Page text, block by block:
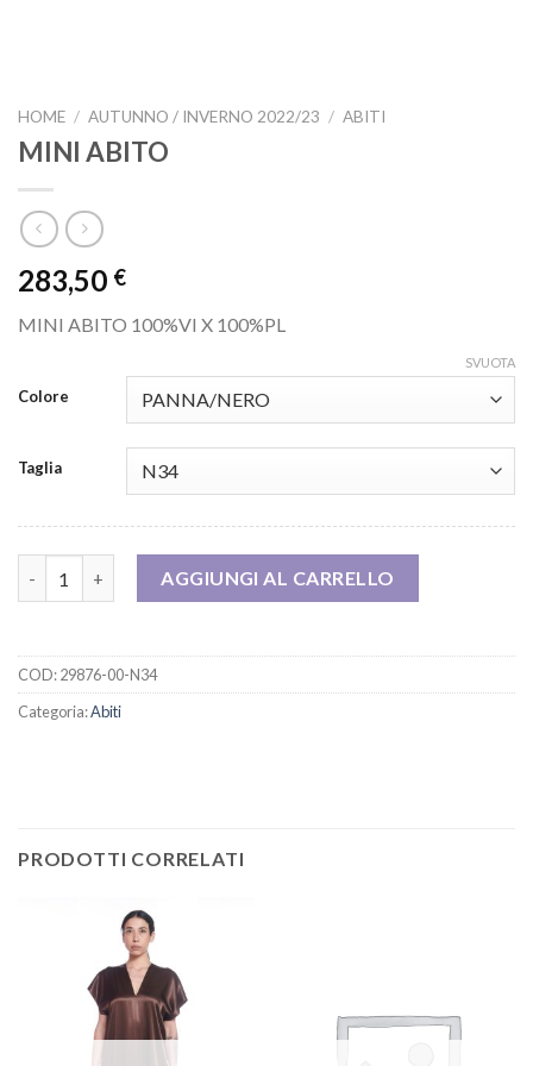
HOME / AUTUNNO / INVERNO 2022/23 / ABITI
MINI ABITO
283,50 €
MINI ABITO 100%VI X 100%PL
Colore
Taglia
SVUOTA
AGGIUNGI AL CARRELLO
COD:29876-00-N34
Categoria:Abiti
PRODOTTI CORRELATI